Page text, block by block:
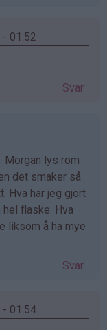
01:52
Svar
Morgan lys rom
det smaker så
Hva har jeg gjort
flaske. Hva
liksom å ha mye
Svar
01:54